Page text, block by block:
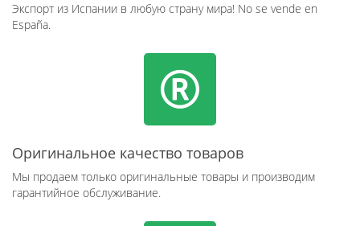
Экспорт из Испании в любую страну мира! No se vende en
España.
Оригинальное качество товаров
Мы продаем только оригинальные товары и производим
гарантийное обслуживание.